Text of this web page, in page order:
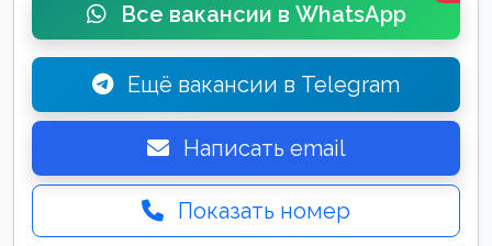
Все вакансии в WhatsApp
Ещё вакансии в Telegram
Написать email
Показать номер